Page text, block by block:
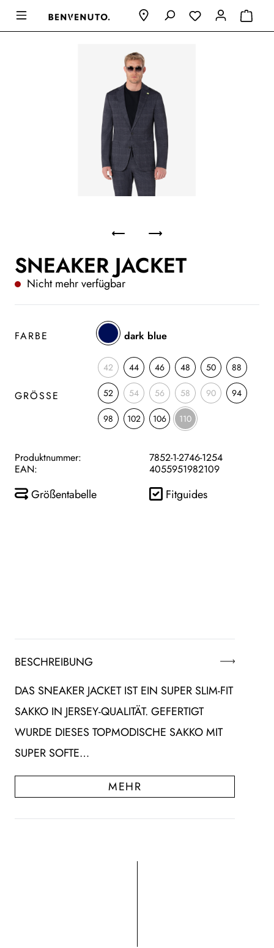
SNEAKER JACKET
Nicht mehr verfügbar
FARBE dark blue
GRÖSSE
42 44 46 48 50 88
52 54 56 58 90 94
98 102 106 110
Produktnummer:
7852-1-2746-1254
EAN:
4055951982109
Größentabelle Fitguides
BESCHREIBUNG
DAS SNEAKER JACKET IST EIN SUPER SLIM-FIT
SAKKO IN JERSEY-QUALITÄT. GEFERTIGT
WURDE DIESES TOPMODISCHE SAKKO MIT
SUPER SOFTE…
MEHR